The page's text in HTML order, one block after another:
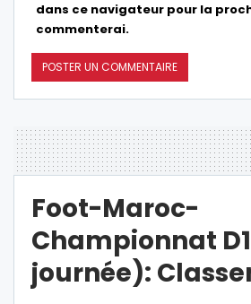
dans ce navigateur pour la
commenterai.
Foot-Maroc-
Championnat
journée):